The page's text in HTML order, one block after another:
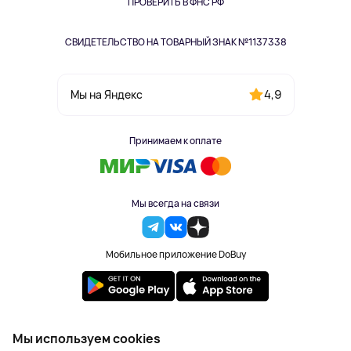
СВИДЕТЕЛЬСТВО НА ТОВАРНЫЙ ЗНАК №1137338
Мы на Яндекс 4,9
Принимаем к оплате
Мы всегда на связи
Мобильное приложение DoBuy
2023-2026 © DoBuy. Все права защищены
Мы используем cookies